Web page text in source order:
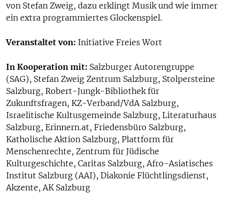
von Stefan Zweig, dazu erklingt Musik und wie immer
ein extra programmiertes Glockenspiel.
Veranstaltet von: Initiative Freies Wort
In Kooperation mit: Salzburger Autorengruppe
(SAG), Stefan Zweig Zentrum Salzburg, Stolpersteine
Salzburg, Robert-Jungk-Bibliothek für
Zukunftsfragen, KZ-Verband/VdA Salzburg,
Israelitische Kultusgemeinde Salzburg, Literaturhaus
Salzburg, Erinnern.at, Friedensbüro Salzburg,
Katholische Aktion Salzburg, Plattform für
Menschenrechte, Zentrum für Jüdische
Kulturgeschichte, Caritas Salzburg, Afro-Asiatisches
Institut Salzburg (AAI), Diakonie Flüchtlingsdienst,
Akzente, AK Salzburg